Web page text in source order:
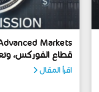
قطاع الفوركس،
لرئيس الشركة
اقرأ المقال